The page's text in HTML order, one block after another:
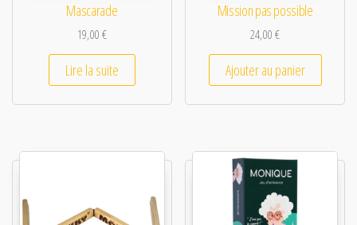
Mascarade
19,00€
Lire la suite
Mission pas possible
24,00€
Ajouter au panier